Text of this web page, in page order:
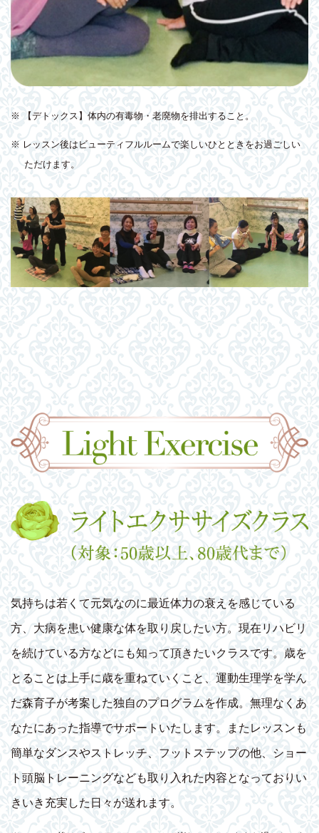
※ 【デトックス】体内の有毒物・老廃物を排出すること。
※ レッスン後はビューティフルルームで楽しいひとときをお過ごしい
ただけます。
気持ちは若くて元気なのに最近体力の衰えを感じている
方、大病を患い健康な体を取り戻したい方。現在リハビリ
を続けている方などにも知って頂きたいクラスです。歳を
とることは上手に歳を重ねていくこと、運動生理学を学ん
だ森育子が考案した独自のプログラムを作成。無理なくあ
なたにあった指導でサポートいたします。またレッスンも
簡単なダンスやストレッチ、フットステップの他、ショー
ト頭脳トレーニングなども取り入れた内容となっておりい
きいき充実した日々が送れます。